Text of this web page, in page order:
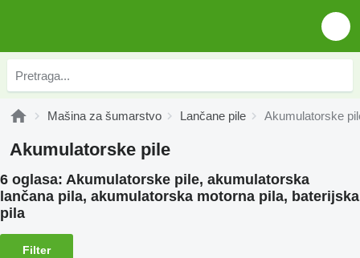
Mašina za šumarstvo Lančane pile Akumulatorske
Akumulatorske pile
6 oglasa: Akumulatorske pile, akumulatorska
lančana pila, akumulatorska motorna pila, baterijska
pila
Filter